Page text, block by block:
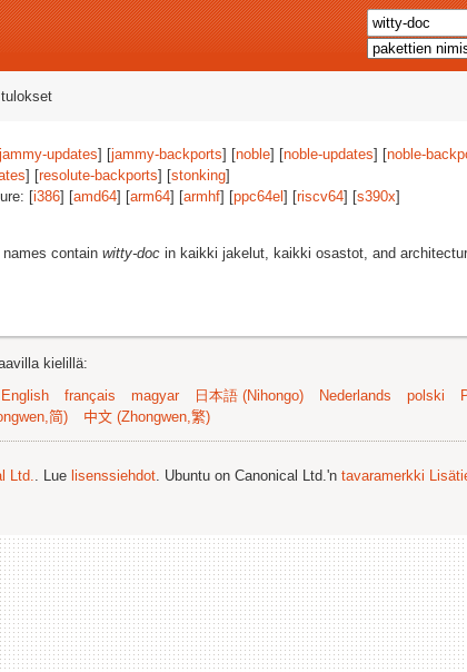
jammy-updates] [jammy-backports] [noble] [noble-updates] [noble-
] [resolute-backports] [stonking]
[i386] [amd64] [arm64] [armhf] [ppc64el ] [riscv64] [s390x]
contain witty-doc in kaikki jakelut, kaikki osastot, and
kielillä:
English français magyar 日本語 (Nihongo) Nederlands polski
简) 中文 (Zhongwen,繁)
Ltd.. Lue lisenssiehdot. Ubuntu on Canonical Ltd.'n tavaramerkki